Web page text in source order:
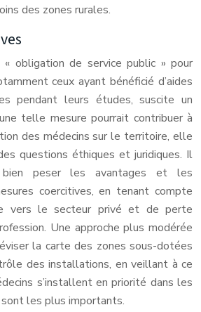
des zones rurales.
« obligation de service public » pour
ceux ayant bénéficié d’aides
pendant leurs études, suscite un
telle mesure pourrait contribuer à
des médecins sur le territoire, elle
questions éthiques et juridiques. Il
peser les avantages et les
coercitives, en tenant compte
vers le secteur privé et de perte
Une approche plus modérée
la carte des zones sous-dotées
des installations, en veillant à ce
s’installent en priorité dans les
les plus importants.